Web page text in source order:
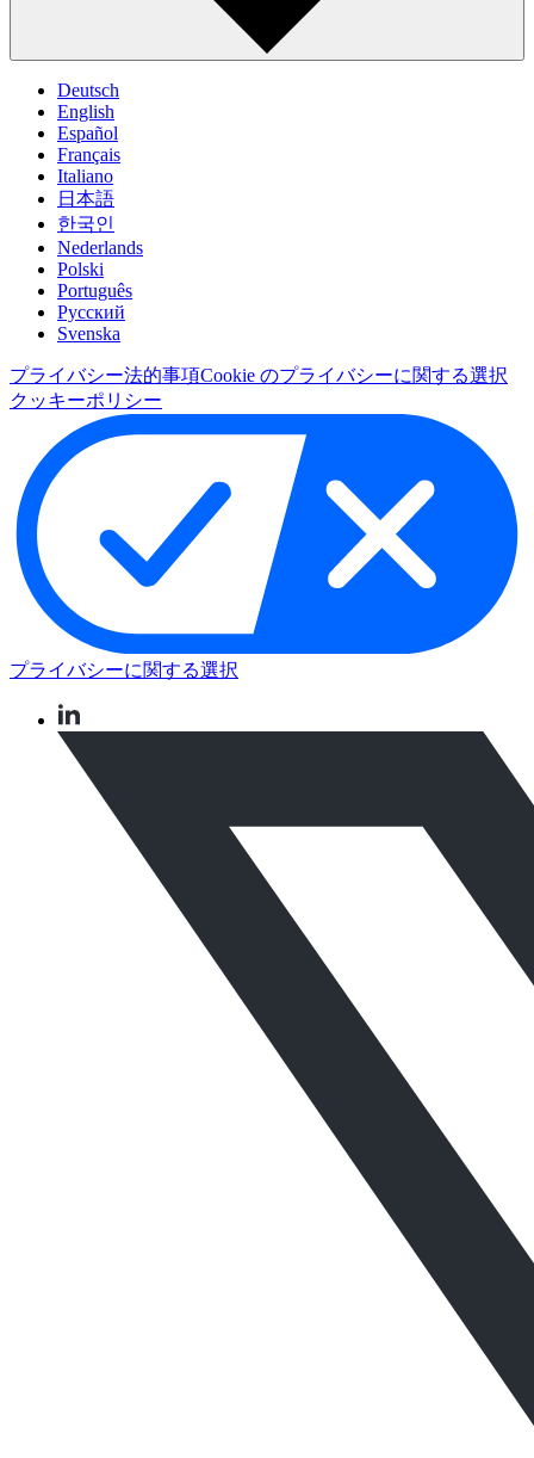
Deutsch
English
Español
Français
Italiano
日本語
한국인
Nederlands
Polski
Português
Pусский
Svenska
プライバシー法的事項Cookie のプライバシーに関する選択
クッキーポリシー
プライバシーに関する選択